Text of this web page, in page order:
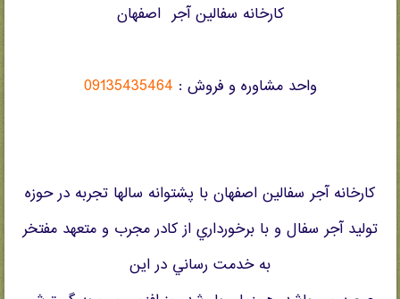
کارخانه سفالين آجر اصفهان
واحد مشاوره و فروش : 09135435464
کارخانه آجر سفالين اصفهان با پشتوانه سالها تجربه در حوزه
توليد آجر سفال و با برخورداري از کادر مجرب و متعهد مفتخر
به خدمت رساني در اين